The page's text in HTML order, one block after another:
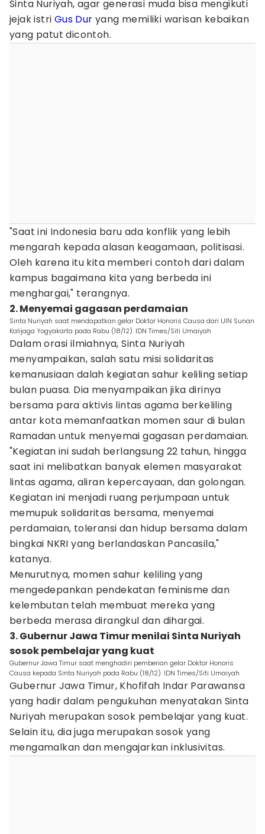
Sinta Nuriyah, agar generasi muda bisa mengikuti
jejak istri Gus Dur yang memiliki warisan kebaikan
yang patut dicontoh.
"Saat ini Indonesia baru ada konflik yang lebih
mengarah kepada alasan keagamaan, politisasi.
Oleh karena itu kita memberi contoh dari dalam
kampus bagaimana kita yang berbeda ini
menghargai," terangnya.
2. Menyemai gagasan perdamaian
Sinta Nuriyah saat mendapatkan gelar Doktor Honoris Causa dari UIN Sunan
Kalijaga Yogyakarta pada Rabu (18/12). IDN Times/Siti Umaiyah
Dalam orasi ilmiahnya, Sinta Nuriyah
menyampaikan, salah satu misi solidaritas
kemanusiaan dalah kegiatan sahur keliling setiap
bulan puasa. Dia menyampaikan jika dirinya
bersama para aktivis lintas agama berkeliling
antar kota memanfaatkan momen saur di bulan
Ramadan untuk menyemai gagasan perdamaian.
"Kegiatan ini sudah berlangsung 22 tahun, hingga
saat ini melibatkan banyak elemen masyarakat
lintas agama, aliran kepercayaan, dan golongan.
Kegiatan ini menjadi ruang perjumpaan untuk
memupuk solidaritas bersama, menyemai
perdamaian, toleransi dan hidup bersama dalam
bingkai NKRI yang berlandaskan Pancasila,"
katanya.
Menurutnya, momen sahur keliling yang
mengedepankan pendekatan feminisme dan
kelembutan telah membuat mereka yang
berbeda merasa dirangkul dan dihargai.
3. Gubernur Jawa Timur menilai Sinta Nuriyah
sosok pembelajar yang kuat
Gubernur Jawa Timur saat menghadiri pemberian gelar Doktor Honoris
Causa kepada Sinta Nuriyah pada Rabu (18/12). IDN Times/Siti Umaiyah
Gubernur Jawa Timur, Khofifah Indar Parawansa
yang hadir dalam pengukuhan menyatakan Sinta
Nuriyah merupakan sosok pembelajar yang kuat.
Selain itu, dia juga merupakan sosok yang
mengamalkan dan mengajarkan inklusivitas.